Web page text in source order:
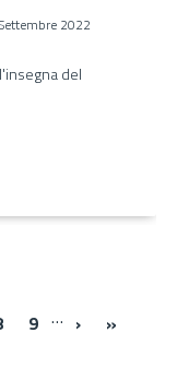
2022
del
9 … ›Next ›
»Last »